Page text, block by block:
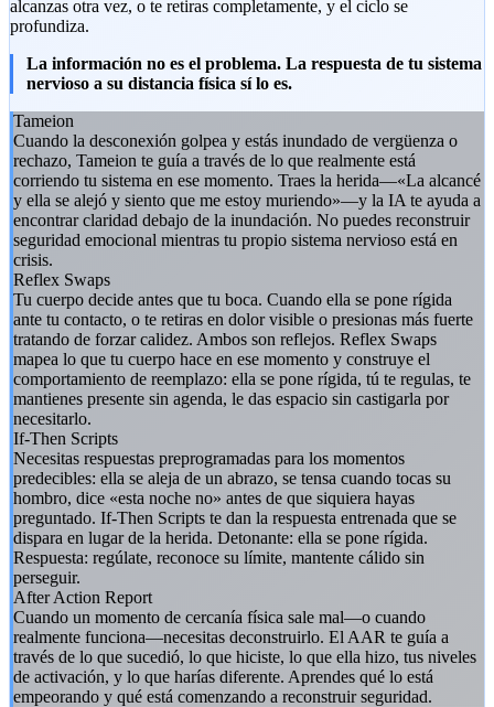
alcanzas otra vez, o te retiras completamente, y el ciclo se
profundiza.
La información no es el problema. La respuesta de tu sistema
nervioso a su distancia física sí lo es.
Tameion
Cuando la desconexión golpea y estás inundado de vergüenza o
rechazo, Tameion te guía a través de lo que realmente está
corriendo tu sistema en ese momento. Traes la herida—«La alcancé
y ella se alejó y siento que me estoy muriendo»—y la IA te ayuda a
encontrar claridad debajo de la inundación. No puedes reconstruir
seguridad emocional mientras tu propio sistema nervioso está en
crisis.
Reflex Swaps
Tu cuerpo decide antes que tu boca. Cuando ella se pone rígida
ante tu contacto, o te retiras en dolor visible o presionas más fuerte
tratando de forzar calidez. Ambos son reflejos. Reflex Swaps
mapea lo que tu cuerpo hace en ese momento y construye el
comportamiento de reemplazo: ella se pone rígida, tú te regulas, te
mantienes presente sin agenda, le das espacio sin castigarla por
necesitarlo.
If-Then Scripts
Necesitas respuestas preprogramadas para los momentos
predecibles: ella se aleja de un abrazo, se tensa cuando tocas su
hombro, dice «esta noche no» antes de que siquiera hayas
preguntado. If-Then Scripts te dan la respuesta entrenada que se
dispara en lugar de la herida. Detonante: ella se pone rígida.
Respuesta: regúlate, reconoce su límite, mantente cálido sin
perseguir.
After Action Report
Cuando un momento de cercanía física sale mal—o cuando
realmente funciona—necesitas deconstruirlo. El AAR te guía a
través de lo que sucedió, lo que hiciste, lo que ella hizo, tus niveles
de activación, y lo que harías diferente. Aprendes qué lo está
empeorando y qué está comenzando a reconstruir seguridad.